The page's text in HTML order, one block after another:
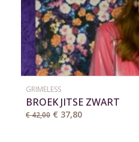
GRIMELESS
BROEK JITSE ZWART
€ 42,00 € 37,80